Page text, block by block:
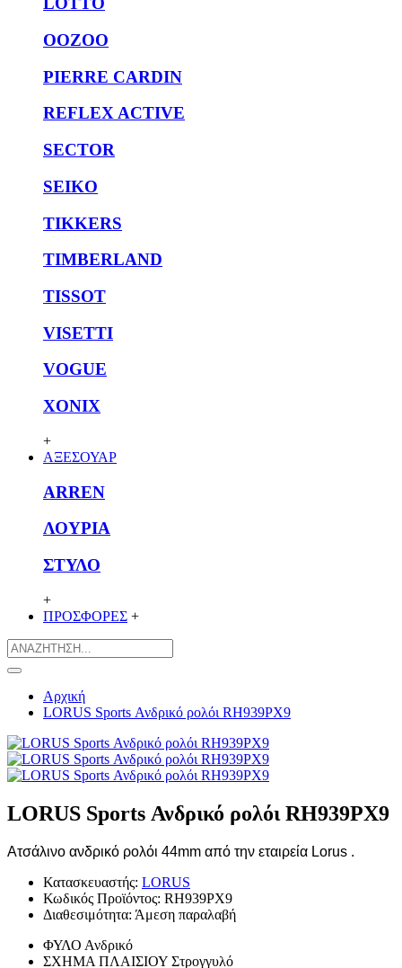
OOZOO
PIERRE CARDIN
REFLEX ACTIVE
SECTOR
SEIKO
TIKKERS
TIMBERLAND
TISSOT
VISETTI
VOGUE
XONIX
+
ΑΞΕΣΟΥΑΡ
ARREN
ΛΟΥΡΙΑ
ΣΤΥΛΟ
+
ΠΡΟΣΦΟΡΕΣ +
Αρχική
LORUS Sports Ανδρικό ρολόι RH939PX9
LORUS Sports Ανδρικό ρολόι RH939PX9
Ατσάλινο ανδρικό ρολόι 44mm από την εταιρεία Lorus .
Κατασκευαστής: LORUS
Κωδικός Προϊόντος: RH939PX9
Διαθεσιμότητα: Άμεση παραλαβή
ΦΥΛΟ Ανδρικό
ΣΧΗΜΑ ΠΛΑΙΣΙΟΥ Στρογγυλό